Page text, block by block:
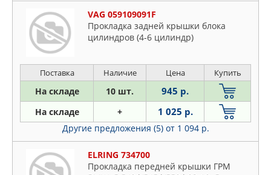
VAG 059109091F
Прокладка задней крышки блока
цилиндров (4-6 цилиндр)
Поставка Наличие Цена Купить
На складе 10 шт. 945 р.
На складе + 1 025 р.
Другие предложения (5) от 1 094 р.
ELRING 734700
Прокладка передней крышки ГРМ